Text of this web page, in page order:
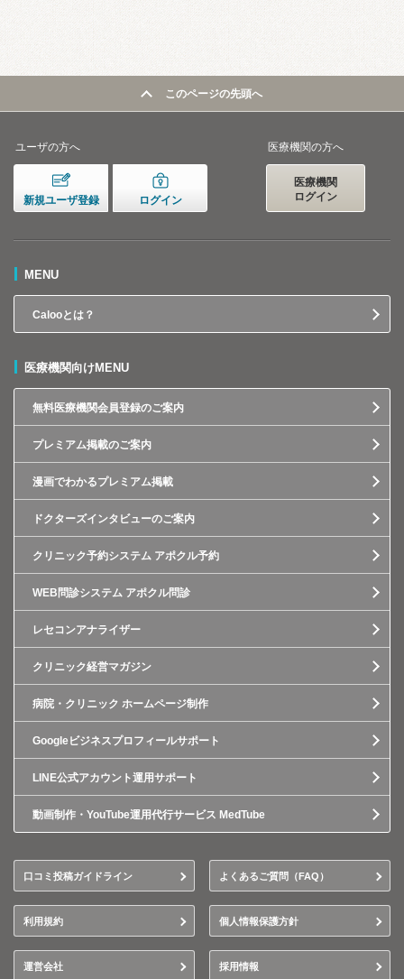
このページの先頭へ
ユーザの方へ
新規ユーザ登録 ログイン
医療機関の方へ
医療機関
ログイン
MENU
Calooとは？
医療機関向けMENU
無料医療機関会員登録のご案内
プレミアム掲載のご案内
漫画でわかるプレミアム掲載
ドクターズインタビューのご案内
クリニック予約システム アポクル予約
WEB問診システム アポクル問診
レセコンアナライザー
クリニック経営マガジン
病院・クリニック ホームページ制作
Googleビジネスプロフィールサポート
LINE公式アカウント運用サポート
動画制作・YouTube運用代行サービス MedTube
口コミ投稿ガイドライン よくあるご質問（FAQ）
利用規約 個人情報保護方針
運営会社 採用情報